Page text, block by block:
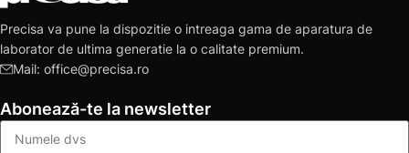
Precisa va pune la dispozitie o intreaga gama de aparatura de
laborator de ultima generatie la o calitate premium.
Mail: office@precisa.ro
Abonează-te la newsletter